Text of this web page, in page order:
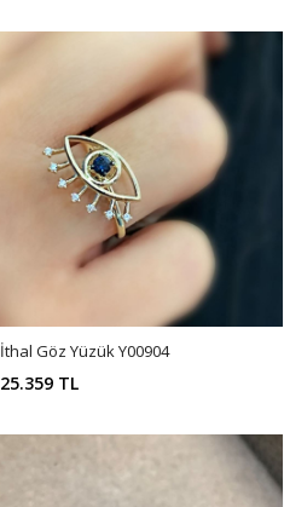
İthal Göz Yüzük Y00904
25.359 TL